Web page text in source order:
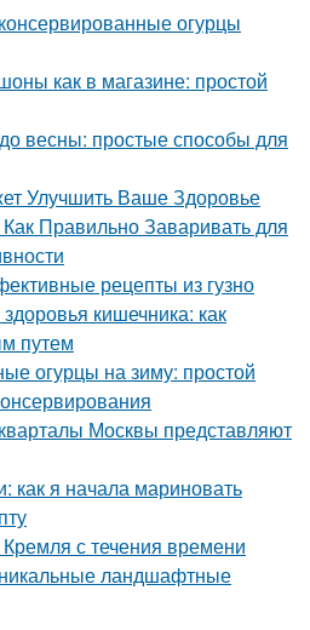
огурцы
как в магазине: простой
весны: простые способы для
Улучшить Ваше Здоровье
Правильно Заваривать для
рецепты из гузно
кишечника: как
путем
огурцы на зиму: простой
Москвы представляют
как я начала мариновать
с течения времени
ландшафтные